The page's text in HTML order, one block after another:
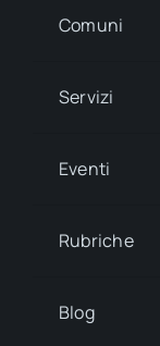
Comuni
Servizi
Eventi
Rubriche
Blog